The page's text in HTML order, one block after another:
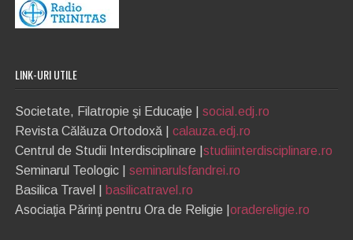
LINK-URI UTILE
Societate, Filatropie şi Educaţie |social.edj.ro
Revista Călăuza Ortodoxă |calauza.edj.ro
Centrul de Studii Interdisciplinare |studiiinterdisciplinare.ro
Seminarul Teologic |seminarulsfandrei.ro
Basilica Travel |
basilicatravel.ro
Asociaţia Părinţi pentru Ora de Religie |oradereligie.ro